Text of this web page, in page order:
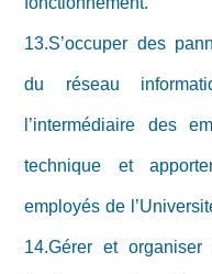
13.S’occuper des
du réseau
l’intermédiaire des
technique et
employés de
14.Gérer et